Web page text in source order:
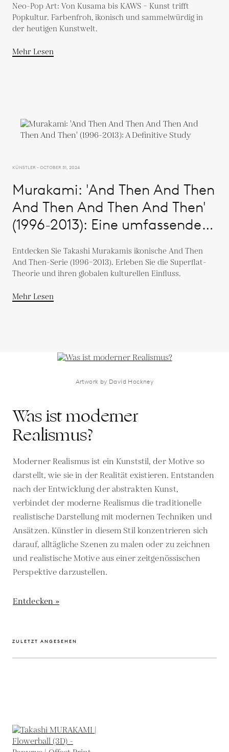
Neo-Pop Art: Von Kusama bis KAWS – Kunst trifft
Popkultur. Farbenfroh, ikonisch und sammelwürdig in
der heutigen Kunstwelt.
Mehr Lesen
KÜNSTLER - OCTOBER 31, 2024
Murakami: 'And Then And Then
And Then And Then And Then'
(1996-2013): Eine umfassende
Entdecken Sie Takashi Murakamis ikonische And Then
And Then-Serie (1996–2013). Erleben Sie die Superflat-
Theorie und ihren globalen kulturellen Einfluss.
Mehr Lesen
Artwork by David Hockney
Was ist moderner
Realismus?
Moderner Realismus ist ein Kunststil, der Motive so
darstellt, wie sie in der Realität existieren. Entstanden
nach der Entwicklung der abstrakten Kunst,
verbindet der moderne Realismus die traditionelle
realistische Darstellung mit modernen Techniken und
Ansätzen. Künstler in diesem Stil konzentrieren sich
darauf, alltägliche Szenen zu malen oder zu zeichnen
und realistische Motive aus einer zeitgenössischen
Perspektive darzustellen.
Entdecken »
ZULETZT ANGESEHEN